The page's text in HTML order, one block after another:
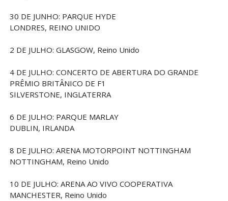
30 DE JUNHO: PARQUE HYDE
LONDRES, REINO UNIDO
2 DE JULHO: GLASGOW, Reino Unido
4 DE JULHO: CONCERTO DE ABERTURA DO GRANDE
PRÊMIO BRITÂNICO DE F1
SILVERSTONE, INGLATERRA
6 DE JULHO: PARQUE MARLAY
DUBLIN, IRLANDA
8 DE JULHO: ARENA MOTORPOINT NOTTINGHAM
NOTTINGHAM, Reino Unido
10 DE JULHO: ARENA AO VIVO COOPERATIVA
MANCHESTER, Reino Unido